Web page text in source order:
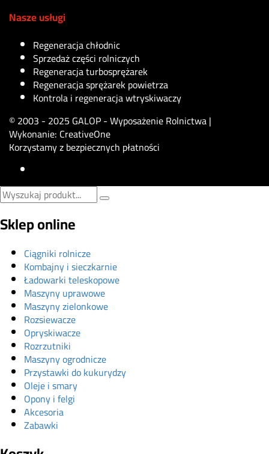
Nasze usługi
Regeneracja chłodnic
Sprzedaż części rolniczych
Regeneracja turbosprężarek
Regeneracja sprężarek powietrza
Kontrola i regeneracja wtryskiwaczy
© 2003 - 2025 GALOP - Wyposażenie Rolnictwa |
Wykonanie: CreativeOne
Korzystamy z bezpiecznych płatności
Sklep online
Ciągniki rolnicze
Kombajny i sieczkarnie
Ładowarki teleskopowe
Maszyny uprawowe
Maszyny zielonkowe
Rozsiewacze
Opryskiwacze
Rozrzutniki
Maszyny ogrodnicze
Przystawki do kukurydzy
Oleje i smary
Opony i felgi
Akcesoria
Zabawki